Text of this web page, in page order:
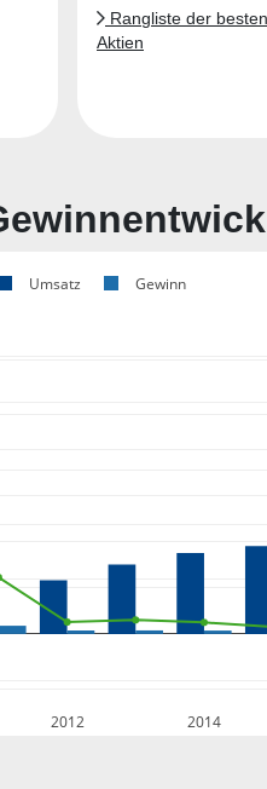
Rangliste der
Aktien
2012 2014
Umsatz Gewinn